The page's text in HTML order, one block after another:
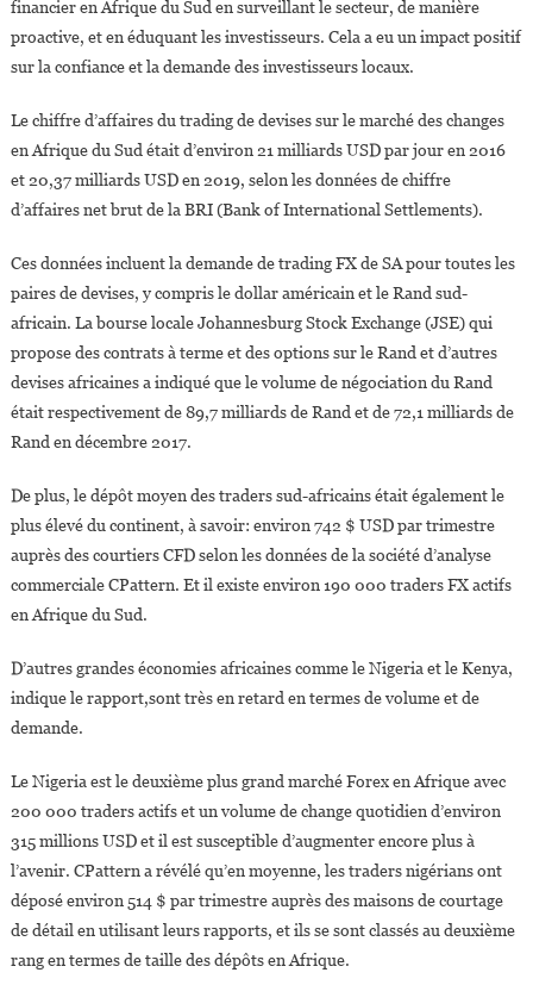
financier en Afrique du Sud en surveillant le secteur, de manière
proactive, et en éduquant les investisseurs. Cela a eu un impact positif
sur la confiance et la demande des investisseurs locaux.
Le chiffre d’affaires du trading de devises sur le marché des changes
en Afrique du Sud était d’environ 21 milliards USD par jour en 2016
et 20,37 milliards USD en 2019, selon les données de chiffre
d’affaires net brut de la BRI (Bank of International Settlements).
Ces données incluent la demande de trading FX de SA pour toutes les
paires de devises, y compris le dollar américain et le Rand sud-
africain. La bourse locale Johannesburg Stock Exchange (JSE) qui
propose des contrats à terme et des options sur le Rand et d’autres
devises africaines a indiqué que le volume de négociation du Rand
était respectivement de 89,7 milliards de Rand et de 72,1 milliards de
Rand en décembre 2017.
De plus, le dépôt moyen des traders sud-africains était également le
plus élevé du continent, à savoir: environ 742 $ USD par trimestre
auprès des courtiers CFD selon les données de la société d’analyse
commerciale CPattern. Et il existe environ 190 000 traders FX actifs
en Afrique du Sud.
D’autres grandes économies africaines comme le Nigeria et le Kenya,
indique le rapport,sont très en retard en termes de volume et de
demande.
Le Nigeria est le deuxième plus grand marché Forex en Afrique avec
200 000 traders actifs et un volume de change quotidien d’environ
315 millions USD et il est susceptible d’augmenter encore plus à
l’avenir. CPattern a révélé qu’en moyenne, les traders nigérians ont
déposé environ 514 $ par trimestre auprès des maisons de courtage
de détail en utilisant leurs rapports, et ils se sont classés au deuxième
rang en termes de taille des dépôts en Afrique.